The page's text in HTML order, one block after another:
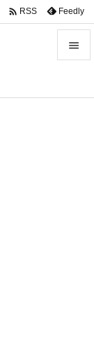

 RSS Feedly